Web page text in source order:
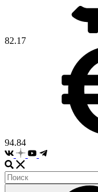
82.17
94.84